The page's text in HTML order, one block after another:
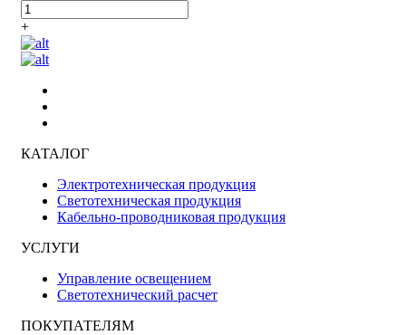
+
КАТАЛОГ
Электротехническая продукция
Светотехническая продукция
Кабельно-проводниковая продукция
УСЛУГИ
Управление освещением
Светотехнический расчет
ПОКУПАТЕЛЯМ